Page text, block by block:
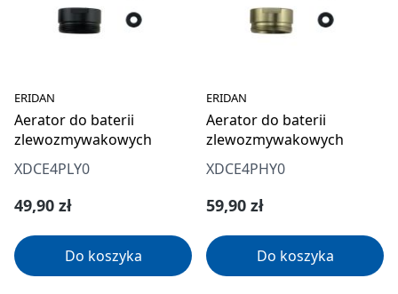
ERIDAN
Aerator do baterii
zlewozmywakowych
XDCE4PLY0
Cena regularna:
49,90 zł
Do koszyka
ERIDAN
Aerator do baterii
zlewozmywakowych
XDCE4PHY0
Cena regularna:
59,90 zł
Do koszyka